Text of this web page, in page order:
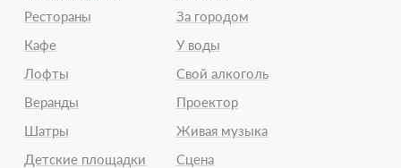
Рестораны
Кафе
Лофты
Веранды
Шатры
Детские площадки
За городом
У воды
Свой алкоголь
Проектор
Живая музыка
Сцена